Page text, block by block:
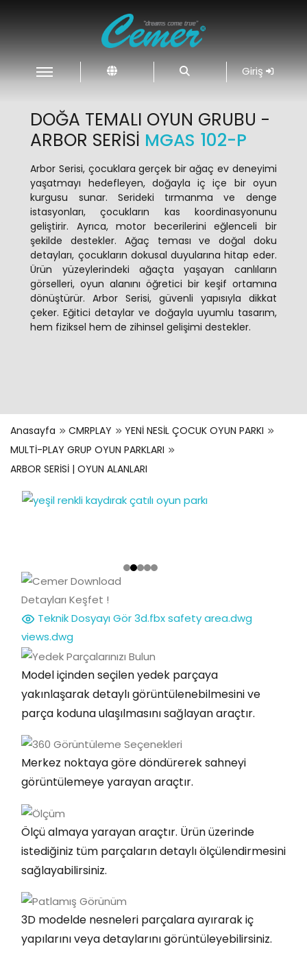
Giriş
DOĞA TEMALI OYUN GRUBU -
ARBOR SERISI MGAS 102-P
Arbor Serisi, çocuklara gerçek bir ağaç ev deneyimi
yaşatmayı hedefleyen, doğayla iç içe bir oyun
kurgusu sunar. Serideki tırmanma ve denge
istasyonları, çocukların kas koordinasyonunu
geliştirir. Ayrıca, motor becerilerini eğlenceli bir
şekilde destekler. Ağaç teması ve doğal doku
detayları, çocukların dokusal duyularına hitap eder.
Ürün yüzeylerindeki ağaçta yaşayan canlıların
görselleri, oyun alanını öğretici bir keşif ortamına
dönüştürür. Arbor Serisi, güvenli yapısıyla dikkat
çeker. Eğitici detaylar ve doğayla uyumlu tasarım,
hem fiziksel hem de zihinsel gelişimi destekler.
Anasayfa CMRPLAY
YENİ NESİL ÇOCUK OYUN PARKI
MULTİ-PLAY GRUP OYUN PARKLARI
ARBOR SERİSİ | OYUN ALANLARI
Detayları Keşfet !
Teknik Dosyayı Gör3d.fbxsafety area.dwg
views.dwg
Model içinden seçilen yedek parçaya
yakınlaşarak detaylı görüntülenebilmesini ve
parça koduna ulaşılmasını sağlayan araçtır.
Merkez noktaya göre döndürerek sahneyi
görüntülemeye yarayan araçtır.
Ölçü almaya yarayan araçtır. Ürün üzerinde
istediğiniz tüm parçaların detaylı ölçülendirmesini
sağlayabilirsiniz.
3D modelde nesneleri parçalara ayırarak iç
yapılarını veya detaylarını görüntüleyebilirsiniz.